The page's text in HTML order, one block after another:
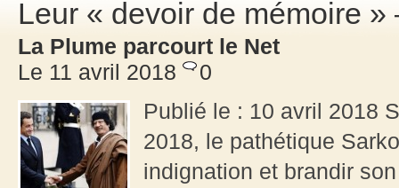
Leur « devoir de mémoire
La Plume parcourt le Net
Le 11 avril 2018
0
Publié le : 10 avril 2018
2018, le pathétique
indignation et brandir